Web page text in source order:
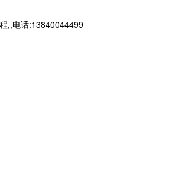
,,电话:13840044499